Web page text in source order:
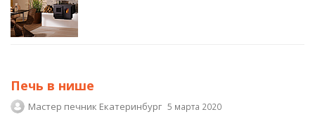
Печь в нише
Мастер печник Екатеринбург 5 марта 2020